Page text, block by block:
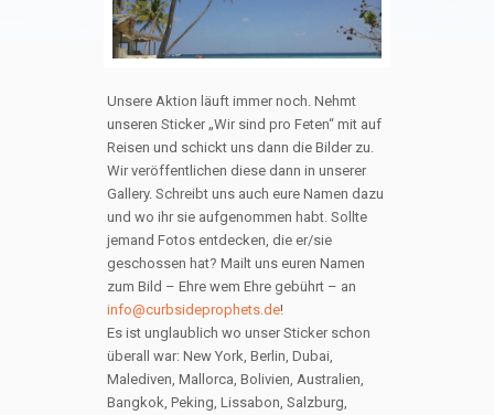
Unsere Aktion läuft immer noch. Nehmt
unseren Sticker „Wir sind pro Feten“ mit auf
Reisen und schickt uns dann die Bilder zu.
Wir veröffentlichen diese dann in unserer
Gallery. Schreibt uns auch eure Namen dazu
und wo ihr sie aufgenommen habt. Sollte
jemand Fotos entdecken, die er/sie
geschossen hat? Mailt uns euren Namen
zum Bild – Ehre wem Ehre gebührt – an
info@curbsideprophets.de!
Es ist unglaublich wo unser Sticker schon
überall war: New York, Berlin, Dubai,
Malediven, Mallorca, Bolivien, Australien,
Bangkok, Peking, Lissabon, Salzburg,